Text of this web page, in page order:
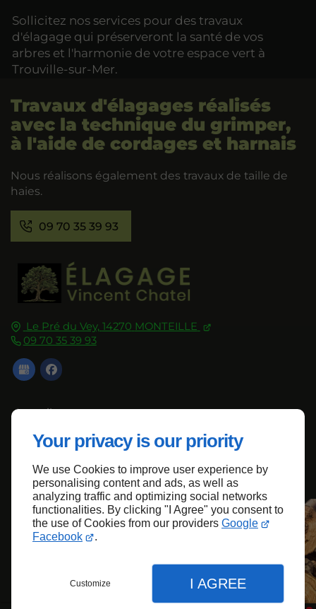
Your privacy is our priority
We use Cookies to improve user experience by
personalising content and ads, as well as
analyzing traffic and optimizing social networks
functionalities. By clicking "I Agree" you consent to
the use of Cookies from our providers Google
Facebook
.
Customize I AGREE
Sollicitez nos services pour des travaux
d'élagage qui préserveront la santé de vos
arbres et l'harmonie de votre espace vert à
Trouville-sur-Mer.
Le Pré du Vey, 14270 MONTEILLE
09 70 35 39 93
Accueil
Contactez-nous
Mentions légales
Plan du site
Travaux d'élagages réalisés
avec la technique du grimper,
à l'aide de cordages et harnais
Nous réalisons également des travaux de taille de
haies.
09 70 35 39 93
Haut de page